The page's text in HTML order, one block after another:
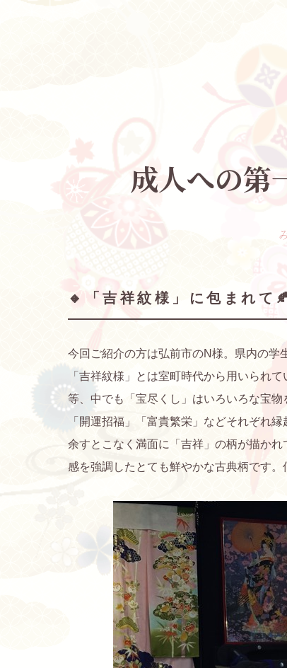
成人への第
🔸「吉祥紋様」に包まれて
今回ご紹介の方は弘前市のN様。県内の学
「吉祥紋様」とは室町時代から用いられ
等、中でも「宝尽くし」はいろいろな宝
「開運招福」「富貴繁栄」などそれぞれ
余すとこなく満面に「吉祥」の柄が描か
感を強調したとても鮮やかな古典柄です